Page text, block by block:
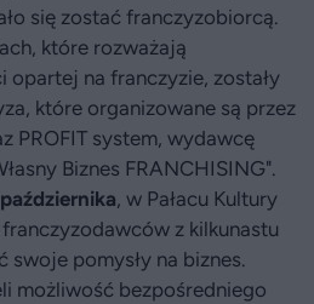
się zostać franczyzobiorcą.
które rozważają
opartej na franczyzie, zostały
które organizowane są przez
PROFIT system, wydawcę
Biznes FRANCHISING".
, w Pałacu Kultury
z kilkunastu
swoje pomysły na biznes.
możliwość bezpośredniego